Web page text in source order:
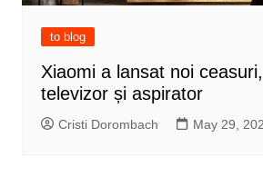
to blog
Xiaomi a lansat noi
televizor și aspirator
Cristi Dorombach May 29,